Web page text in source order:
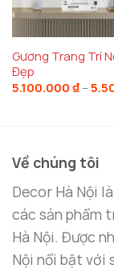
Gương trang
Ứng Dụng
Nhà Hàng,
Tăng Thẩm
Trong không
Gương Trang Trí
Đẹp
5.100.000 ₫ –
Về chúng tôi
Decor Hà Nội
các sản phẩm
Hà Nội. Được
Nội nổi bật với